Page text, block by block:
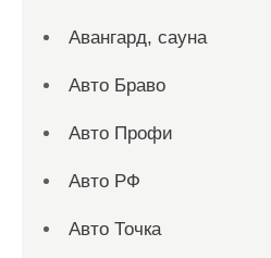
Авангард, сауна
Авто Браво
Авто Профи
Авто РФ
Авто Точка